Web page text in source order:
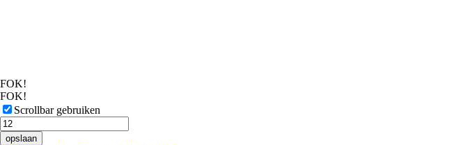
FOK!
FOK!
Scrollbar gebruiken
opslaan